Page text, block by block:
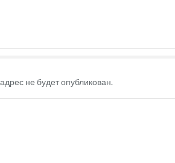
не будет опубликован.